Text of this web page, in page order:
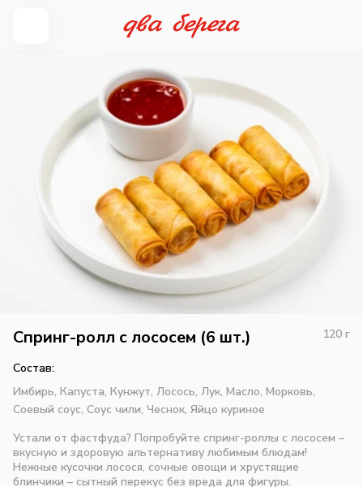
Спринг-ролл с лососем (6 шт.) 120 г
Состав:
Имбирь, Капуста, Кунжут, Лосось, Лук, Масло, Морковь,
Соевый соус, Соус чили, Чеснок, Яйцо куриное
Устали от фастфуда? Попробуйте спринг-роллы с лососем –
вкусную и здоровую альтернативу любимым блюдам!
Нежные кусочки лосося, сочные овощи и хрустящие
блинчики – сытный перекус без вреда для фигуры.